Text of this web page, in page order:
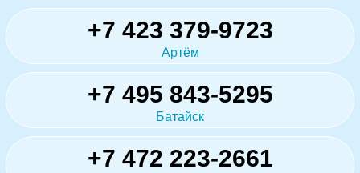
+7 423 379-9723
Артём
+7 495 843-5295
Батайск
+7 472 223-2661